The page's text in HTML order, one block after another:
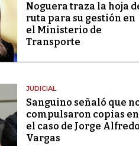
Noguera traza la hoja
ruta para su gestión en
el Ministerio de
Transporte
JUDICIAL
Sanguino señaló que
compulsaron copias en
el caso de Jorge Alfredo
Vargas